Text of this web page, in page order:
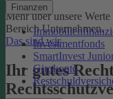
Finanzen
Investmentfonds
SmartInvest
Girokonto
Mehr über unsere
Bereich Unternehmen.
Das sind wir
Ihr gutes